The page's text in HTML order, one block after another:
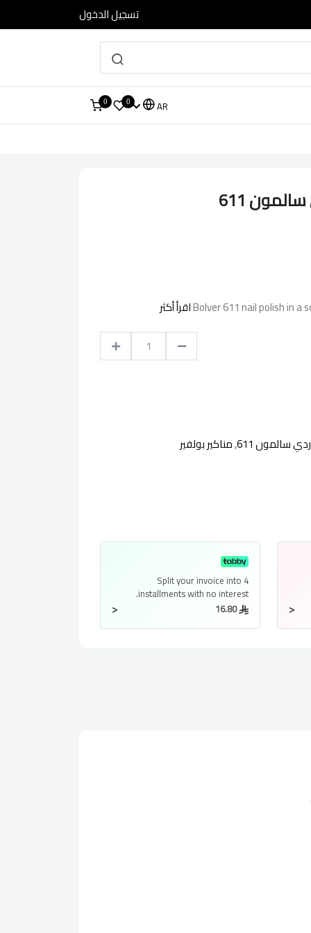
تسجيل الدخول
AR
0
0
611
Bolver 611 nail polish in aاقرأ أكثر
سالمون 611 ,مناكير بولفير
<
Split your invoice into 4
installmentswith no interest.
< 16.80